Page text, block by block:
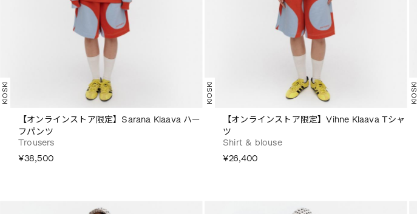
KIOSKI
【オンラインストア限定】Sarana Klaava ハー
フパンツ
Trousers
¥38,500
KIOSKI
【オンラインストア限定】Vihne Klaava Tシャ
ツ
Shirt & blouse
¥26,400
KIOSKI